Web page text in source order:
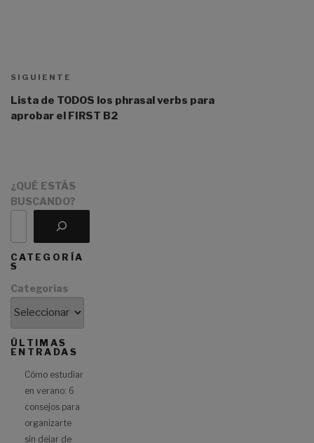
r
n
:
entradas
Siguiente
SIGUIENTE
Lista de TODOS los phrasal verbs para
aprobar el FIRST B2
¿QUÉ ESTÁS
BUSCANDO?
CATEGORÍA
S
Categorías
ÚLTIMAS
ENTRADAS
Cómo estudiar
en verano: 6
consejos para
organizarte
sin dejar de